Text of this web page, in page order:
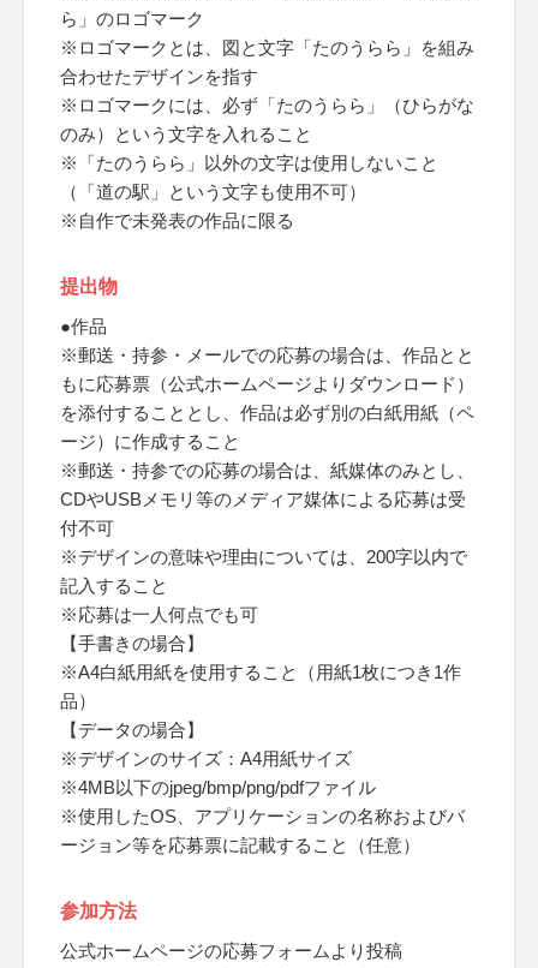
ら」のロゴマーク
※ロゴマークとは、図と文字「たのうらら」を組み
合わせたデザインを指す
※ロゴマークには、必ず「たのうらら」（ひらがな
のみ）という文字を入れること
※「たのうらら」以外の文字は使用しないこと
（「道の駅」という文字も使用不可）
※自作で未発表の作品に限る
提出物
●作品
※郵送・持参・メールでの応募の場合は、作品とと
もに応募票（公式ホームページよりダウンロード）
を添付することとし、作品は必ず別の白紙用紙（ペ
ージ）に作成すること
※郵送・持参での応募の場合は、紙媒体のみとし、
CDやUSBメモリ等のメディア媒体による応募は受
付不可
※デザインの意味や理由については、200字以内で
記入すること
※応募は一人何点でも可
【手書きの場合】
※A4白紙用紙を使用すること（用紙1枚につき1作
品）
【データの場合】
※デザインのサイズ：A4用紙サイズ
※4MB以下のjpeg/bmp/png/pdfファイル
※使用したOS、アプリケーションの名称およびバ
ージョン等を応募票に記載すること（任意）
参加方法
公式ホームページの応募フォームより投稿